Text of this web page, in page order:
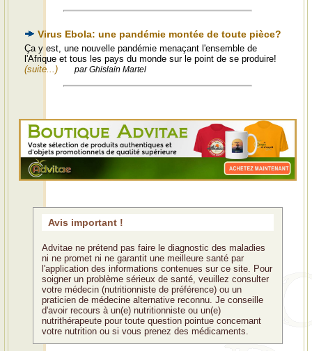
Virus Ebola: une pandémie montée de toute pièce?
Ça y est, une nouvelle pandémie menaçant l'ensemble de
l'Afrique et tous les pays du monde sur le point de se produire!
(suite...)
par Ghislain Martel
Avis important !
Advitae ne prétend pas faire le diagnostic des maladies
ni ne promet ni ne garantit une meilleure santé par
l'application des informations contenues sur ce site. Pour
soigner un problème sérieux de santé, veuillez consulter
votre médecin (nutritionniste de préférence) ou un
praticien de médecine alternative reconnu. Je conseille
d'avoir recours à un(e) nutritionniste ou un(e)
nutrithérapeute pour toute question pointue concernant
votre nutrition ou si vous prenez des médicaments.